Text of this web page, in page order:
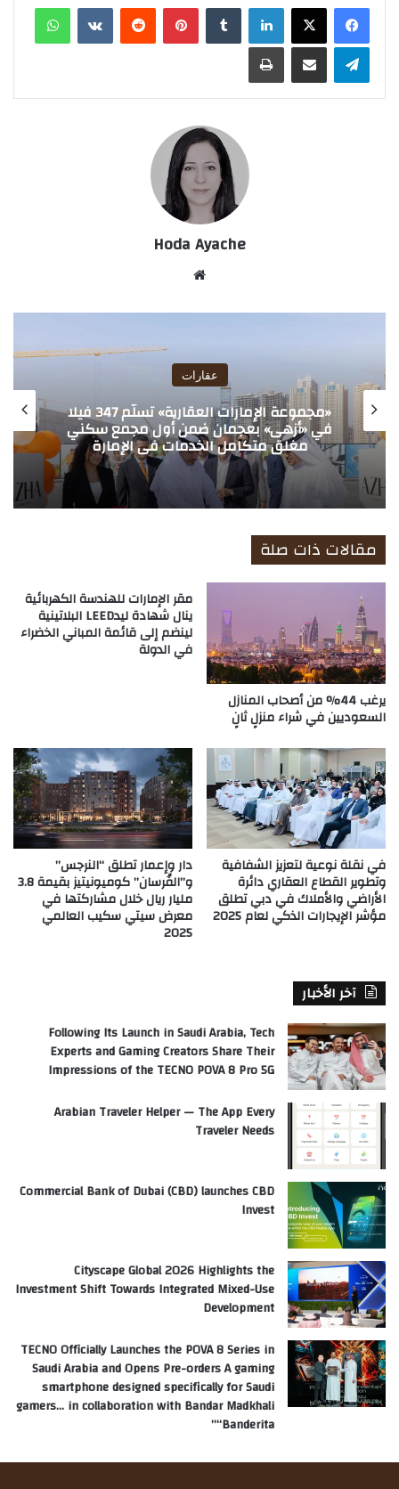
لينكدإن بينتيريست
Hoda Ayache
الوي
عقارات
«مجموعة الإمارات العقارية» تسلّم 347 فيلا
في «أزهى» بعجمان ضمن أول مجمع سكني
مغلق متكامل الخدمات في الإمارة
مقالات ذات صلة
يرغب 44% من أصحاب المنازل
السعوديين في شراء منزلٍ ثانٍ
مقر الإمارات للهندسة الكهربائية
ينال شهادة ليدLEED البلاتينية
لينضم إلى قائمة المباني الخضراء
في الدولة
في نقلة نوعية لتعزيز الشفافية
وتطوير القطاع العقاري دائرة
الأراضي والأملاك في دبي تطلق
مؤشر الإيجارات الذكي لعام 2025
دار وإعمار تطلق “النرجس”
و”الفُرسان” كوميونيتيز بقيمة 3.8
مليار ريال خلال مشاركتها في
معرض سيتي سكيب العالمي
2025
آخر الأخبار
Following Its Launch in Saudi Arabia, Tech
Experts and Gaming Creators Share Their
Impressions of the TECNO POVA 8 Pro 5G
Arabian Traveler Helper — The App Every
Traveler Needs
Commercial Bank of Dubai (CBD) launches CBD
Invest
Cityscape Global 2026 Highlights the
Investment Shift Towards Integrated Mixed-Use
Development
TECNO Officially Launches the POVA 8 Series in
Saudi Arabia and Opens Pre-orders A gaming
smartphone designed specifically for Saudi
gamers… in collaboration with Bandar Madkhali
“Banderita”